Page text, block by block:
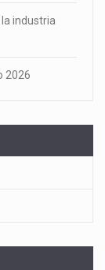
la industria
2026